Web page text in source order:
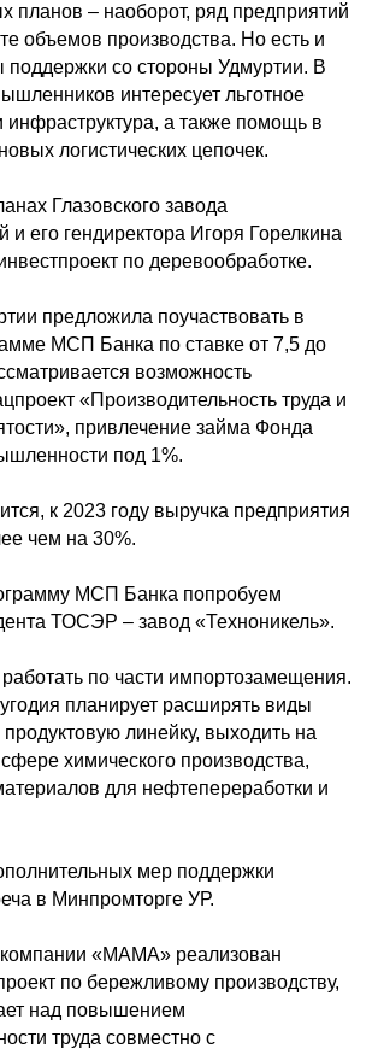
планов – наоборот, ряд предприятий
объемов производства. Но есть и
поддержки со стороны Удмуртии. В
интересует льготное
инфраструктура, а также помощь в
логистических цепочек.
Глазовского завода
и его гендиректора Игоря Горелкина
по деревообработке.
предложила поучаствовать в
МСП Банка по ставке от 7,5 до
возможность
«Производительность труда и
привлечение займа Фонда
под 1%.
к 2023 году выручка предприятия
чем на 30%.
МСП Банка попробуем
ТОСЭР – завод «Техноникель».
по части импортозамещения.
планирует расширять виды
продуктовую линейку, выходить на
химического производства,
для нефтепереработки и
мер поддержки
в Минпромторге УР.
«МАМА» реализован
по бережливому производству,
над повышением
труда совместно с